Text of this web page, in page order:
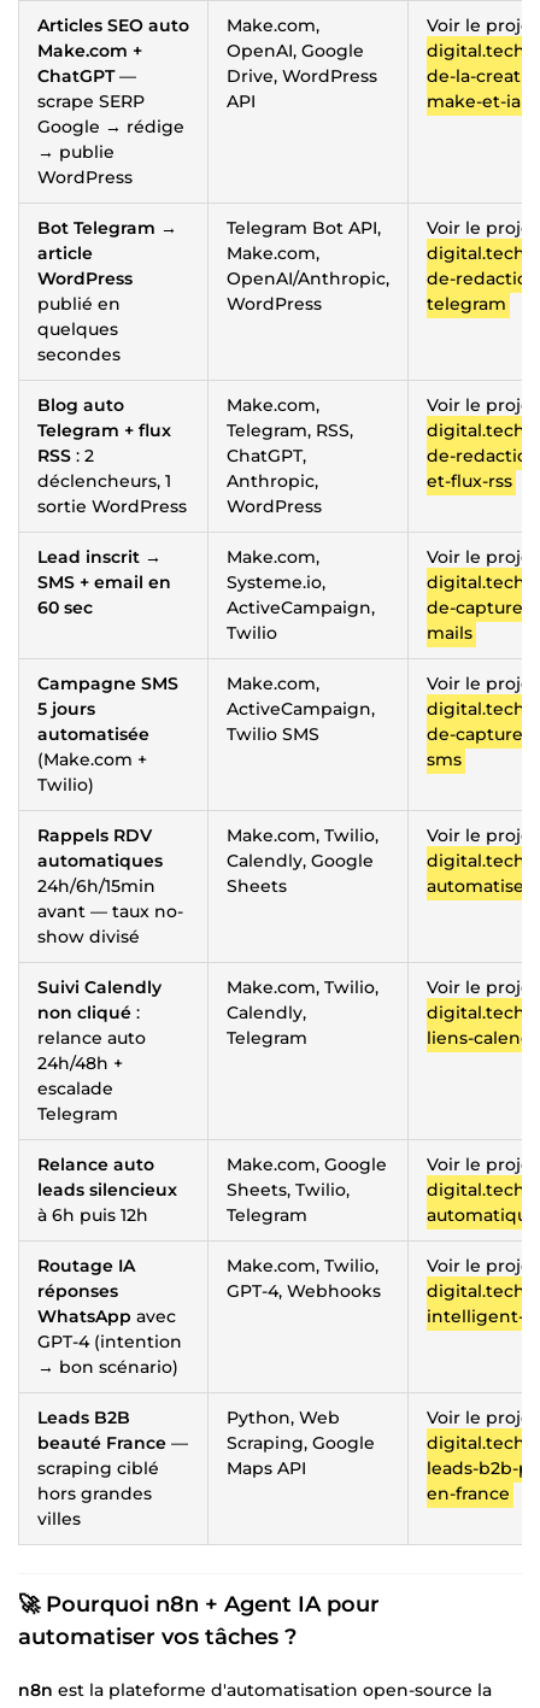
Articles SEO auto
Make.com +
ChatGPT—
scrape SERP
Google → rédige
→ publie
WordPress
Make.com,
OpenAI, Google
Drive, WordPress
API
Voir le
digital.tech/
de-la-
make-et-ia
Bot Telegram →
article
WordPress
publié en
quelques
secondes
Telegram Bot API,
Make.com,
OpenAI/Anthropic,
WordPress
Voir le
digital.tech/
de-
telegram
Blog auto
Telegram + flux
RSS : 2
déclencheurs, 1
sortie WordPress
Make.com,
Telegram, RSS,
ChatGPT,
Anthropic,
WordPress
Voir le
digital.tech/
de-
et-flux-rss
Lead inscrit →
SMS + email en
60 sec
Make.com,
Systeme.io,
ActiveCampaign,
Twilio
Voir le
digital.tech/
de-capture-
mails
Campagne SMS
5 jours
automatisée
(Make.com +
Twilio)
Make.com,
ActiveCampaign,
Twilio SMS
Voir le
digital.tech/
de-capture-
sms
Rappels RDV
automatiques
24h/6h/15min
avant — taux no-
show divisé
Make.com, Twilio,
Calendly, Google
Sheets
Voir le
digital.tech/
Suivi Calendly
non cliqué :
relance auto
24h/48h +
escalade
Telegram
Make.com, Twilio,
Calendly,
Telegram
Voir le
digital.tech/
liens-
Relance auto
leads silencieux
à 6h puis 12h
Make.com, Google
Sheets, Twilio,
Telegram
Voir le
digital.tech/
Routage IA
réponses
WhatsApp avec
GPT-4 (intention
→ bon scénario)
Make.com, Twilio,
GPT-4, Webhooks
Voir le
digital.tech/
intelligent-
Leads B2B
beauté France —
scraping ciblé
hors grandes
villes
Python, Web
Scraping, Google
Maps API
Voir le
digital.tech/
leads-b2b-
en-france
🚀 Pourquoi n8n + Agent IA pour
automatiser vos tâches ?
n8n est la plateforme d'automatisation open-source la